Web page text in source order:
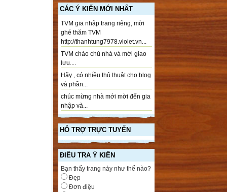
CÁC Ý KIẾN MỚI NHẤT
TVM gia nhập trang riêng, mời
ghé thăm TVM
http://thanhtung7978.violet.vn...
TVM chào chủ nhà và mời giao
lưu....
Hãy , có nhiều thủ thuật cho blog
và phần...
chúc mừng nhà mới mời đến gia
nhập và...
HỖ TRỢ TRỰC TUYẾN
ĐIỀU TRA Ý KIẾN
Bạn thấy trang này như thế nào?
Đẹp
Đơn điệu